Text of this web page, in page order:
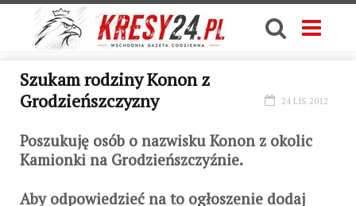
Szukam rodziny Konon z
Grodzieńszczyzny
24 LIS 2012
Poszukuję osób o nazwisku Konon z okolic
Kamionki na Grodzieńszczyźnie.
Aby odpowiedzieć na to ogłoszenie dodaj